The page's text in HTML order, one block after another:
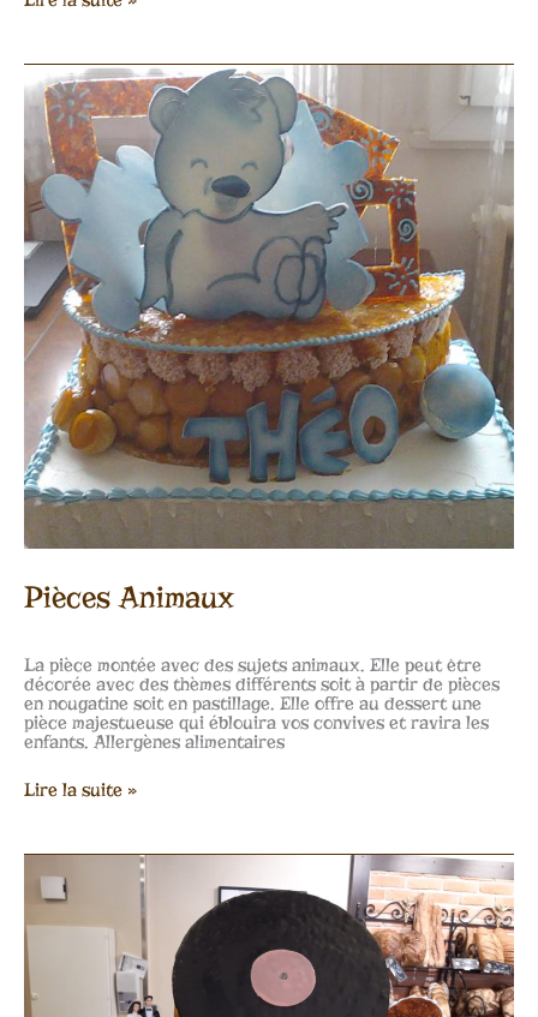
Pièces Animaux
La pièce montée avec des sujets animaux. Elle peut être
décorée avec des thèmes différents soit à partir de pièces
en nougatine soit en pastillage. Elle offre au dessert une
pièce majestueuse qui éblouira vos convives et ravira les
enfants. Allergènes alimentaires
Pièces
Animaux
Lire la suite »
montées
thème
musical